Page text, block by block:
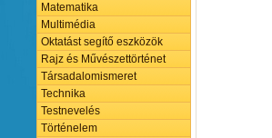
Matematika
Multimédia
Oktatást segítő eszközök
Rajz és Művészettörténet
Társadalomismeret
Technika
Testnevelés
Történelem